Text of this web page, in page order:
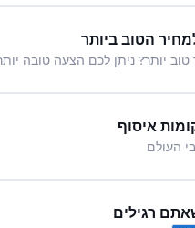
הטוב ביותר
יותר? ניתן לכם הצעה טובה
העולם
רגילים